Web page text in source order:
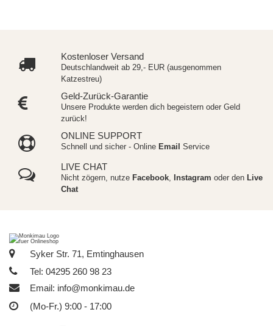
Kostenloser Versand
Deutschlandweit ab 29,- EUR (ausgenommen
Katzestreu)
Geld-Zurück-Garantie
Unsere Produkte werden dich begeistern oder Geld
zurück!
ONLINE SUPPORT
Schnell und sicher - Online Email Service
LIVE CHAT
Nicht zögern, nutze Facebook, Instagram oder denLive
Chat
Syker Str. 71, Emtinghausen
Tel: 04295 260 98 23
Email: info@monkimau.de
(Mo-Fr.) 9:00 - 17:00